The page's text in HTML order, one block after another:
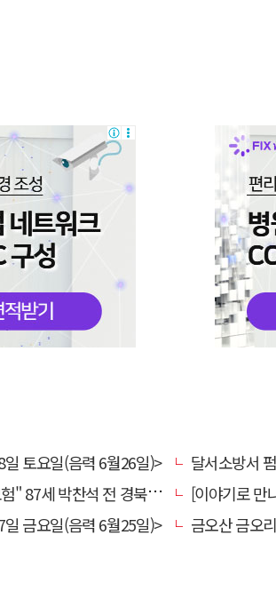
토요일(음력 6월26일)>
달서소방서 펌
세 박찬석 전 경북대 총장
[이야기로 만
금요일(음력 6월25일)>
금오산 금오